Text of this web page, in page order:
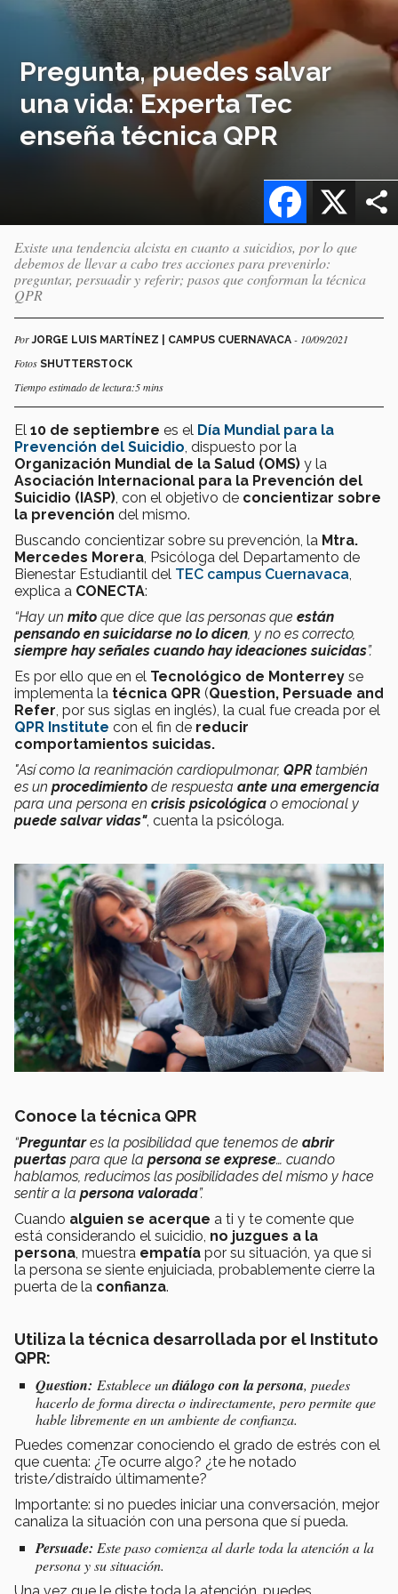
Pregunta, puedes salvar
una vida: Experta Tec
enseña técnica QPR
X
Facebook
Existe una tendencia alcista en cuanto a suicidios, por lo que
debemos de llevar a cabo tres acciones para prevenirlo:
preguntar, persuadir y referir; pasos que conforman la técnica
QPR
PorJORGE LUIS MARTÍNEZ | CAMPUS CUERNAVACA - 10/09/2021
Fotos SHUTTERSTOCK
Tiempo estimado de lectura:5 mins
El 10 de septiembre es el Día Mundial para la
Prevención del Suicidio , dispuesto por la
Organización Mundial de la Salud (OMS) y la
Asociación Internacional para la Prevención del
Suicidio (IASP) , con el objetivo de concientizar sobre
la prevención del mismo.
Buscando concientizar sobre su prevención, la Mtra.
Mercedes Morera , Psicóloga del Departamento de
Bienestar Estudiantil del TEC campus Cuernavaca
explica a CONECTA:
“Hay un mito que dice que las personas que están
pensando en suicidarse no lo dicen , y no es correcto,
siempre hay señales cuando hay ideaciones suicidas”.
Es por ello que en el Tecnológico de Monterrey se
implementa la técnica QPR (Question, Persuade and
Refer , por sus siglas en inglés), la cual fue creada por el
QPR Institute con el fin de reducir
comportamientos suicidas.
"Así como la reanimación cardiopulmonar, QPR también
es un procedimiento de respuesta ante una emergencia
para una persona en crisis psicológica o emocional y
puede salvar vidas", cuenta la psicóloga.
Conoce la técnica QPR
“Preguntares la posibilidad que tenemos de abrir
puertas para que la persona se exprese… cuando
hablamos, reducimos las posibilidades del mismo y hace
sentir a la persona valorada”.
Cuando alguien se acerque a ti y te comente que
está considerando el suicidio, no juzgues a la
persona , muestra empatía por su situación, ya que si
la persona se siente enjuiciada, probablemente cierre la
puerta de la confianza.
Utiliza la técnica desarrollada por el Instituto
QPR:
Question: Establece undiálogo con la persona, puedes
hacerlo de forma directa o indirectamente, pero permite que
hable libremente en un ambiente de confianza.
Puedes comenzar conociendo el grado de estrés con el
que cuenta: ¿Te ocurre algo? ¿te he notado
triste/distraído últimamente?
Importante: si no puedes iniciar una conversación, mejor
canaliza la situación con una persona que sí pueda.
Persuade: Este paso comienza al darle toda la atención a la
persona y su situación.